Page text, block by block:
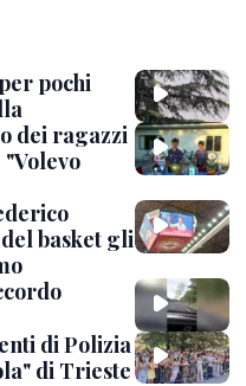
pochi
dei ragazzi
basket gli
di Polizia
di Trieste